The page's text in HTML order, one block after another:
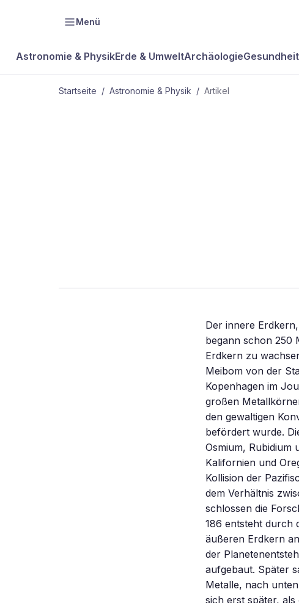
Menü
Astronomie & PhysikErde & UmweltArchäologie
Startseite / Astronomie & Physik / Artikel
Erdkern
Der innere
begann schon 250
Erdkern zu
Meibom von der
Kopenhagen im
großen
den gewaltigen
befördert wurde.
Osmium, Rubidium
Kalifornien und
Kollision der
dem Verhältnis
schlossen die
186 entsteht durch
äußeren Erdkern
der
aufgebaut. Später
Metalle, nach
sich erst später,